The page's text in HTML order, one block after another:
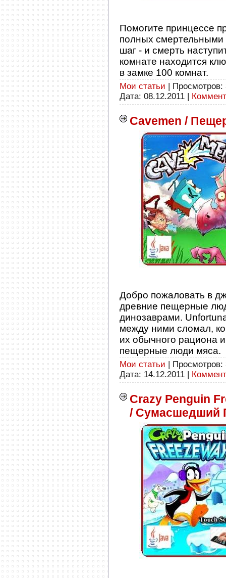
Помогите принцессе
полных
шаг - и смерть
комнате находится
в замке 100 комнат.
Мои статьи |
Дата: 08.12.2011
Cavemen /
Добро пожаловать в
древние пещерные
динозаврами.
между ними сломал,
их обычного рациона
пещерные люди мяса.
Мои статьи |
Дата: 14.12.2011
Crazy Penguin
/ Сумасшедший